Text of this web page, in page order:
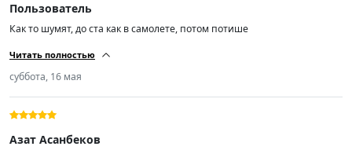
Пользователь
Как то шумят, до ста как в самолете, потом потише
Читать полностью
суббота, 16 мая
Азат Асанбеков